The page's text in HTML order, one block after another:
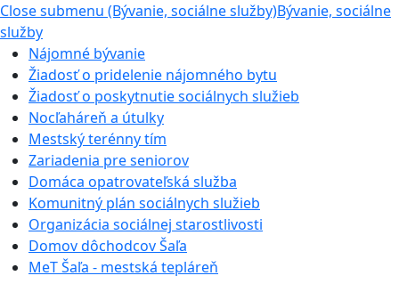
Close submenu (Bývanie, sociálne služby)Bývanie, sociálne
služby
Nájomné bývanie
Žiadosť o pridelenie nájomného bytu
Žiadosť o poskytnutie sociálnych služieb
Nocľaháreň a útulky
Mestský terénny tím
Zariadenia pre seniorov
Domáca opatrovateľská služba
Komunitný plán sociálnych služieb
Organizácia sociálnej starostlivosti
Domov dôchodcov Šaľa
MeT Šaľa - mestská tepláreň